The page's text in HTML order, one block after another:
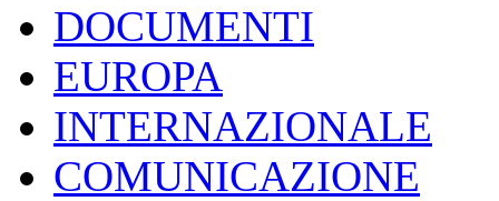
DOCUMENTI
EUROPA
INTERNAZIONALE
COMUNICAZIONE